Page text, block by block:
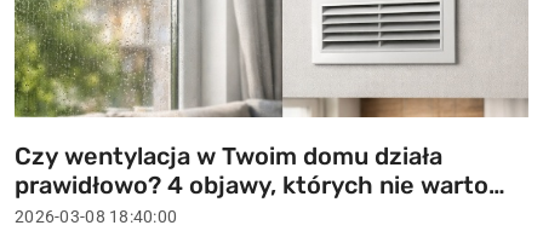
Tytuł
artykułu:
Czy wentylacja w Twoim domu działa
prawidłowo? 4 objawy, których nie warto
ignorować
Data
2026-03-08 18:40:00